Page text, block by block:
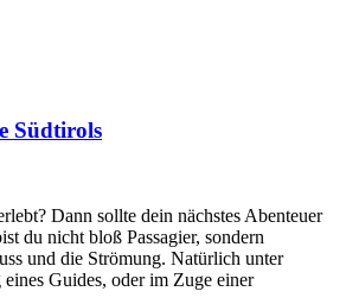
Südtirols
Dann sollte dein nächstes Abenteuer
du nicht bloß Passagier, sondern
und die Strömung. Natürlich unter
Guides, oder im Zuge einer